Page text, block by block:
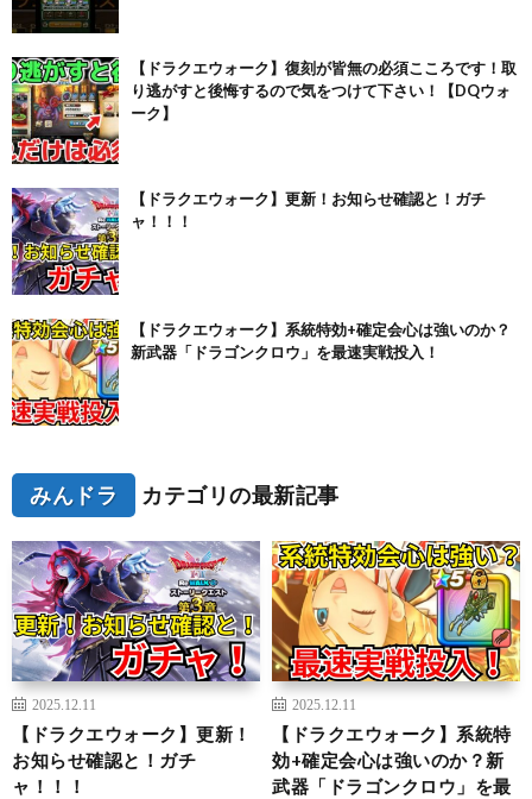
【ドラクエウォーク】復刻が皆無の必須こころです！取
り逃がすと後悔するので気をつけて下さい！【DQウォ
ーク】
【ドラクエウォーク】更新！お知らせ確認と！ガチ
ャ！！！
【ドラクエウォーク】系統特効+確定会心は強いのか？
新武器「ドラゴンクロウ」を最速実戦投入！
みんドラ カテゴリの最新記事
2025.12.11
【ドラクエウォーク】更新！
お知らせ確認と！ガチ
ャ！！！
2025.12.11
【ドラクエウォーク】系統特
効+確定会心は強いのか？新
武器「ドラゴンクロウ」を最